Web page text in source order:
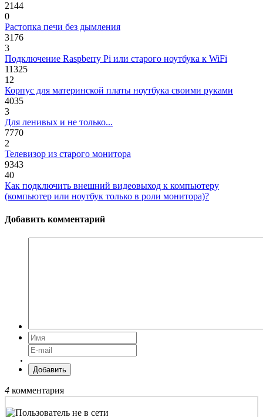
2144
0
Растопка печи без дымления
3176
3
Подключение Raspberry Pi или старого ноутбука к WiFi
11325
12
Корпус для материнской платы ноутбука своими руками
4035
3
Для ленивых и не только...
7770
2
Телевизор из старого монитора
9343
40
Как подключить внешний видеовыход к компьютеру
(компьютер или ноутбук только в роли монитора)?
Добавить комментарий
Добавить
4 комментария